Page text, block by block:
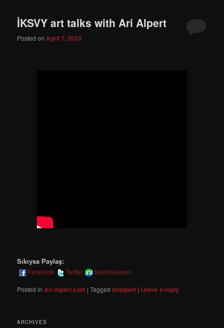
İKSVY art talks with Ari Alpert
Posted onApril 7, 2024
Sıkıysa Paylaş:
Facebook Twitter StumbleUpon
Posted in Ari Alpert.com |Tagged arialpert | Leave a reply
ARCHIVES